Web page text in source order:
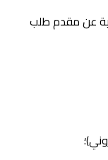
عن مقدم طلب